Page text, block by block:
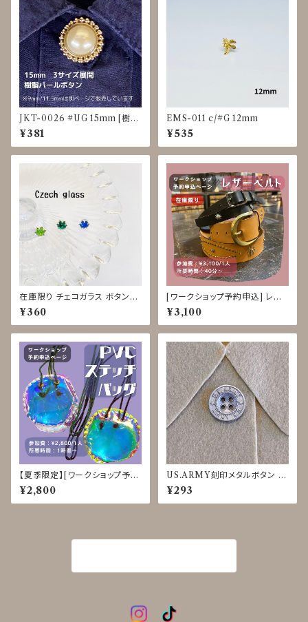
JKT-0026 #UG 15mm [樹脂
パール] [裏足ボタン]
¥381
EMS-011 c/#G 12mm
¥535
在庫限り チェコガラス ボタン◇
9mm
¥360
[ワークショップ予約申込] レザ
ーベルト クラフト体験 8/31-9/
4
¥3,100
【夏季限定】[ワークショップ予約
申込] PVCステッチバッグ クラ
フト体験 8/3-8、8/25-28
¥2,800
US.ARMY刻印メタルボタン 15
mm マットシルバー JDP-0015
¥293